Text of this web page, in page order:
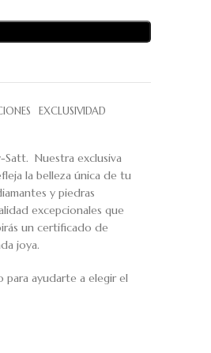
EXCLUSIVIDAD
Nuestra exclusiva
la belleza única de tu
y piedras
excepcionales que
un certificado de
joya.
para ayudarte a elegir el